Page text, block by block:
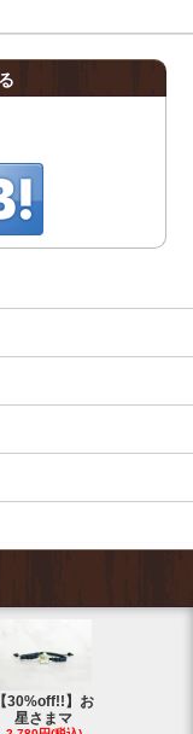
【30%off!!】お
星さまマ